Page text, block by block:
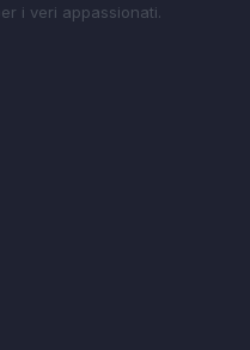
i veri appassionati.